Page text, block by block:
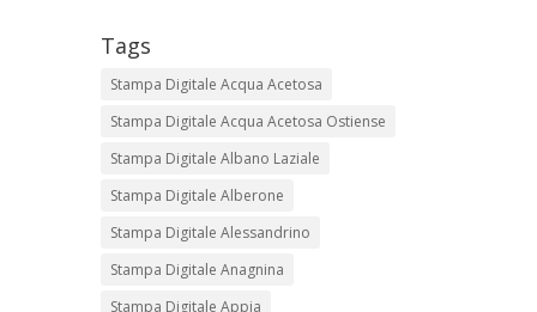
Tags
Stampa Digitale Acqua Acetosa
Stampa Digitale Acqua Acetosa Ostiense
Stampa Digitale Albano Laziale
Stampa Digitale Alberone
Stampa Digitale Alessandrino
Stampa Digitale Anagnina
Stampa Digitale Appia